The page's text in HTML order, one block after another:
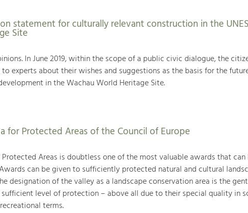
statement for culturally relevant construction in the
Site
In June 2019, within the scope of a public civic dialogue, the
experts about their wishes and suggestions as the basis for the
in the Wachau World Heritage Site.
for Protected Areas of the Council of Europe
Protected Areas is doubtless one of the most valuable awards that can
can be given to sufficiently protected natural and cultural
designation of the valley as a landscape conservation area is the
level of protection – above all due to their special quality in
terms.